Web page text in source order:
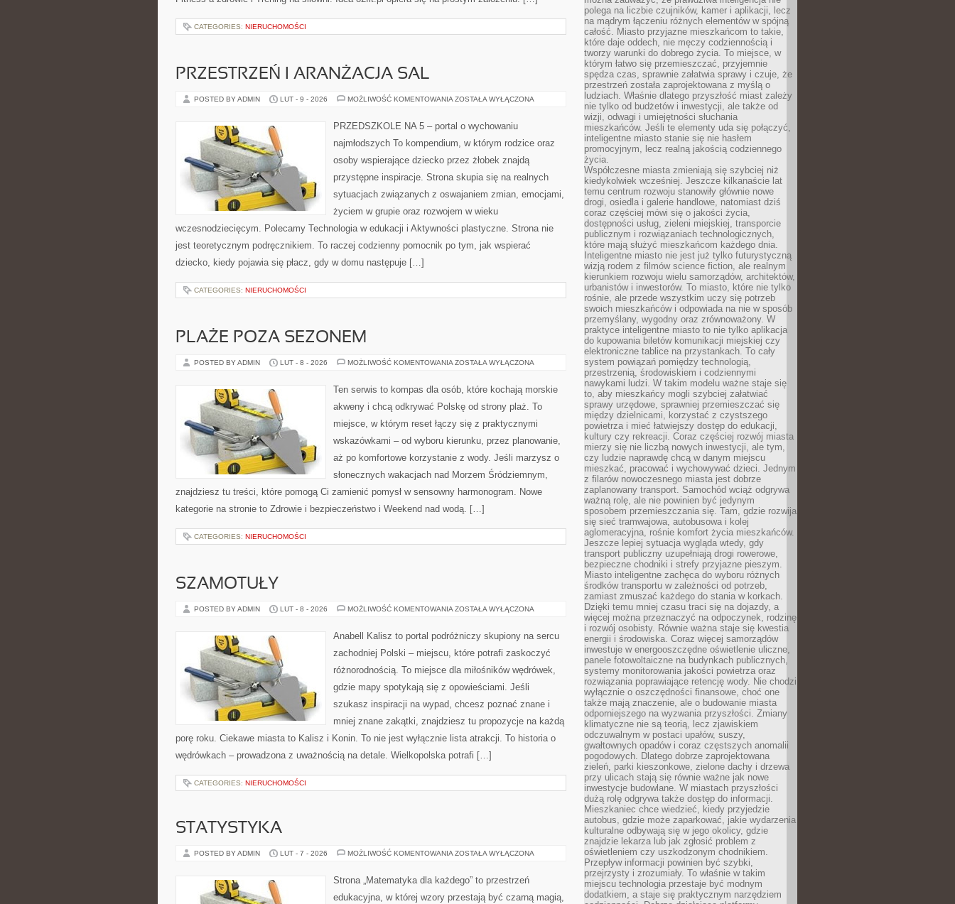
CATEGORIES: NIERUCHOMOŚCI
PRZESTRZEŃ I ARANŻACJA SAL
POSTED BY ADMIN LUT - 9 - 2026 MOŻLIWOŚĆ KOMENTOWANIA PRZESTRZEŃ
SAL
ZOSTAŁA WYŁĄCZONA
PRZEDSZKOLE NA 5 – portal o wychowaniu
najmłodszych To kompendium, w którym rodzice oraz
osoby wspierające dziecko przez żłobek znajdą
przystępne inspiracje. Strona skupia się na realnych
sytuacjach związanych z oswajaniem zmian, emocjami,
życiem w grupie oraz rozwojem w wieku
wczesnodziecięcym. Polecamy Technologia w edukacji i Aktywności plastyczne. Strona nie
jest teoretycznym podręcznikiem. To raczej codzienny pomocnik po tym, jak wspierać
dziecko, kiedy pojawia się płacz, gdy w domu następuje […]
CATEGORIES: NIERUCHOMOŚCI
PLAŻE POZA SEZONEM
POSTED BY ADMIN LUT - 8 - 2026 MOŻLIWOŚĆ KOMENTOWANIA PLAŻE
ZOSTAŁA WYŁĄCZONA
Ten serwis to kompas dla osób, które kochają morskie
akweny i chcą odkrywać Polskę od strony plaż. To
miejsce, w którym reset łączy się z praktycznymi
wskazówkami – od wyboru kierunku, przez planowanie,
aż po komfortowe korzystanie z wody. Jeśli marzysz o
słonecznych wakacjach nad Morzem Śródziemnym,
znajdziesz tu treści, które pomogą Ci zamienić pomysł w sensowny harmonogram. Nowe
kategorie na stronie to Zdrowie i bezpieczeństwo i Weekend nad wodą. […]
CATEGORIES: NIERUCHOMOŚCI
SZAMOTUŁY
POSTED BY ADMIN LUT - 8 - 2026 MOŻLIWOŚĆ KOMENTOWANIA SZAMOTUŁY
ZOSTAŁA WYŁĄCZONA
Anabell Kalisz to portal podróżniczy skupiony na sercu
zachodniej Polski – miejscu, które potrafi zaskoczyć
różnorodnością. To miejsce dla miłośników wędrówek,
gdzie mapy spotykają się z opowieściami. Jeśli
szukasz inspiracji na wypad, chcesz poznać znane i
mniej znane zakątki, znajdziesz tu propozycje na każdą
porę roku. Ciekawe miasta to Kalisz i Konin. To nie jest wyłącznie lista atrakcji. To historia o
wędrówkach – prowadzona z uważnością na detale. Wielkopolska potrafi […]
CATEGORIES: NIERUCHOMOŚCI
STATYSTYKA
POSTED BY ADMIN LUT - 7 - 2026 MOŻLIWOŚĆ KOMENTOWANIA STATYSTYKA
ZOSTAŁA WYŁĄCZONA
Strona „Matematyka dla każdego” to przestrzeń
edukacyjna, w której wzory przestają być czarną magią,
polega na liczbie czujników, kamer i aplikacji, lecz
na mądrym łączeniu różnych elementów w spójną
całość. Miasto przyjazne mieszkańcom to takie,
które daje oddech, nie męczy codziennością i
tworzy warunki do dobrego życia. To miejsce, w
którym łatwo się przemieszczać, przyjemnie
spędza czas, sprawnie załatwia sprawy i czuje, że
przestrzeń została zaprojektowana z myślą o
ludziach. Właśnie dlatego przyszłość miast zależy
nie tylko od budżetów i inwestycji, ale także od
wizji, odwagi i umiejętności słuchania
mieszkańców. Jeśli te elementy uda się połączyć,
inteligentne miasto stanie się nie hasłem
promocyjnym, lecz realną jakością codziennego
życia.
Współczesne miasta zmieniają się szybciej niż
kiedykolwiek wcześniej. Jeszcze kilkanaście lat
temu centrum rozwoju stanowiły głównie nowe
drogi, osiedla i galerie handlowe, natomiast dziś
coraz częściej mówi się o jakości życia,
dostępności usług, zieleni miejskiej, transporcie
publicznym i rozwiązaniach technologicznych,
które mają służyć mieszkańcom każdego dnia.
Inteligentne miasto nie jest już tylko futurystyczną
wizją rodem z filmów science fiction, ale realnym
kierunkiem rozwoju wielu samorządów, architektów,
urbanistów i inwestorów. To miasto, które nie tylko
rośnie, ale przede wszystkim uczy się potrzeb
swoich mieszkańców i odpowiada na nie w sposób
przemyślany, wygodny oraz zrównoważony. W
praktyce inteligentne miasto to nie tylko aplikacja
do kupowania biletów komunikacji miejskiej czy
elektroniczne tablice na przystankach. To cały
system powiązań pomiędzy technologią,
przestrzenią, środowiskiem i codziennymi
nawykami ludzi. W takim modelu ważne staje się
to, aby mieszkańcy mogli szybciej załatwiać
sprawy urzędowe, sprawniej przemieszczać się
między dzielnicami, korzystać z czystszego
powietrza i mieć łatwiejszy dostęp do edukacji,
kultury czy rekreacji. Coraz częściej rozwój miasta
mierzy się nie liczbą nowych inwestycji, ale tym,
czy ludzie naprawdę chcą w danym miejscu
mieszkać, pracować i wychowywać dzieci. Jednym
z filarów nowoczesnego miasta jest dobrze
zaplanowany transport. Samochód wciąż odgrywa
ważną rolę, ale nie powinien być jedynym
sposobem przemieszczania się. Tam, gdzie rozwija
się sieć tramwajowa, autobusowa i kolej
aglomeracyjna, rośnie komfort życia mieszkańców.
Jeszcze lepiej sytuacja wygląda wtedy, gdy
transport publiczny uzupełniają drogi rowerowe,
bezpieczne chodniki i strefy przyjazne pieszym.
Miasto inteligentne zachęca do wyboru różnych
środków transportu w zależności od potrzeb,
zamiast zmuszać każdego do stania w korkach.
Dzięki temu mniej czasu traci się na dojazdy, a
więcej można przeznaczyć na odpoczynek, rodzinę
i rozwój osobisty. Równie ważna staje się kwestia
energii i środowiska. Coraz więcej samorządów
inwestuje w energooszczędne oświetlenie uliczne,
panele fotowoltaiczne na budynkach publicznych,
systemy monitorowania jakości powietrza oraz
rozwiązania poprawiające retencję wody. Nie chodzi
wyłącznie o oszczędności finansowe, choć one
także mają znaczenie, ale o budowanie miasta
odporniejszego na wyzwania przyszłości. Zmiany
klimatyczne nie są teorią, lecz zjawiskiem
odczuwalnym w postaci upałów, suszy,
gwałtownych opadów i coraz częstszych anomalii
pogodowych. Dlatego dobrze zaprojektowana
zieleń, parki kieszonkowe, zielone dachy i drzewa
przy ulicach stają się równie ważne jak nowe
inwestycje budowlane. W miastach przyszłości
dużą rolę odgrywa także dostęp do informacji.
Mieszkaniec chce wiedzieć, kiedy przyjedzie
autobus, gdzie może zaparkować, jakie wydarzenia
kulturalne odbywają się w jego okolicy, gdzie
znajdzie lekarza lub jak zgłosić problem z
oświetleniem czy uszkodzonym chodnikiem.
Przepływ informacji powinien być szybki,
przejrzysty i zrozumiały. To właśnie w takim
miejscu technologia przestaje być modnym
dodatkiem, a staje się praktycznym narzędziem